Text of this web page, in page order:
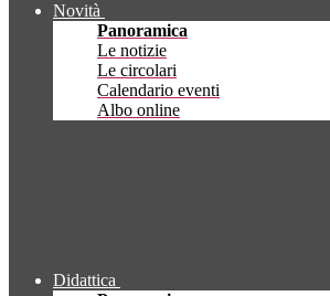
Novità
Panoramica
Le notizie
Le circolari
Calendario eventi
Albo online
Didattica